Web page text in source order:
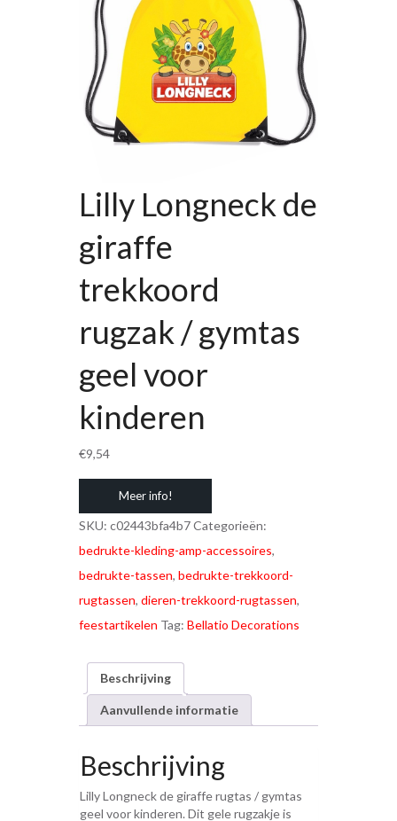
Lilly Longneck de
giraffe
trekkoord
rugzak / gymtas
geel voor
kinderen
€9,54
Meer info!
SKU: c02443bfa4b7Categorieën:
bedrukte-kleding-amp-accessoires,
bedrukte-tassen, bedrukte-trekkoord-
rugtassen, dieren-trekkoord-rugtassen,
feestartikelen Tag: Bellatio Decorations
Beschrijving
Aanvullende informatie
Beschrijving
Lilly Longneck de giraffe rugtas / gymtas
geel voor kinderen. Dit gele rugzakje is